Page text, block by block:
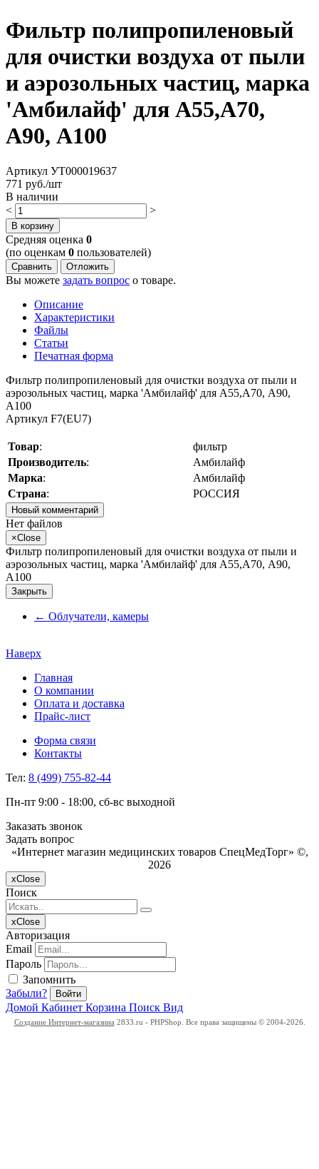
Фильтр полипропиленовый
для очистки воздуха от пыли
и аэрозольных частиц, марка
'Амбилайф' для А55,А70,
А90, А100
Артикул УТ000019637
771 руб./шт
В наличии
<
>
В корзину
Cредняя оценка 0
(по оценкам 0 пользователей)
Сравнить Отложить
Вы можете задать вопрос о товаре.
Описание
Характеристики
Файлы
Статьи
Печатная форма
Фильтр полипропиленовый для очистки воздуха от пыли и
аэрозольных частиц, марка 'Амбилайф' для А55,А70, А90,
А100
Артикул F7(EU7)
Товар:
фильтр
Производитель:
Амбилайф
Марка:
Амбилайф
Страна: РОССИЯ
Новый комментарий
Нет файлов
×Close
Фильтр полипропиленовый для очистки воздуха от пыли и
аэрозольных частиц, марка 'Амбилайф' для А55,А70, А90,
А100
Закрыть
← Облучатели, камеры
Наверх
Главная
О компании
Оплата и доставка
Прайс-лист
Форма связи
Контакты
Тел: 8 (499) 755-82-44
Пн-пт 9:00 - 18:00, сб-вс выходной
Заказать звонок
Задать вопрос
«Интернет магазин медицинских товаров СпецМедТорг» ©,
2026
xClose
Поиск
xClose
Авторизация
Email
Пароль
Запомнить
Забыли?
Войти
Домой Кабинет Корзина Поиск Вид
Создание Интернет-магазина 2833.ru - PHPShop. Все права защищены © 2004-2026.